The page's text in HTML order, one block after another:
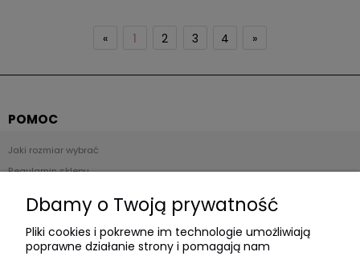
« 1 2 3 4 »
POMOC
Jaki rozmiar wybrać
Regulamin sklepu
Polityka prywatności
Dbamy o Twoją prywatność
Pliki cookies i pokrewne im technologie umożliwiają
poprawne działanie strony i pomagają nam